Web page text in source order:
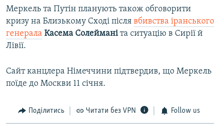
Меркель та Путін планують також обговорити
кризу на Близькому Сході після вбивства іранського
генерала Касема Солейманіта ситуацію в Сирії й
Лівії.
Сайт канцлера Німеччини підтвердив, що Меркель
поїде до Москви 11 січня.
Поділитись Читати без VPN Follow us